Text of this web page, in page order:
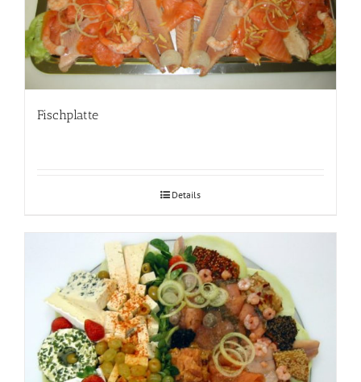
Fischplatte
Details